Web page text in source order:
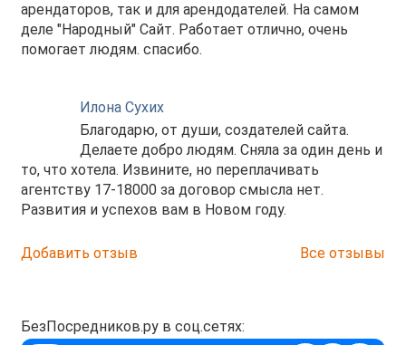
арендаторов, так и для арендодателей. На самом
деле "Народный" Сайт. Работает отлично, очень
помогает людям. спасибо.
Илона Сухих
Благодарю, от души, создателей сайта.
Делаете добро людям. Сняла за один день и
то, что хотела. Извините, но переплачивать
агентству 17-18000 за договор смысла нет.
Развития и успехов вам в Новом году.
Добавить отзыв Все отзывы
БезПосредников.ру в соц.сетях: